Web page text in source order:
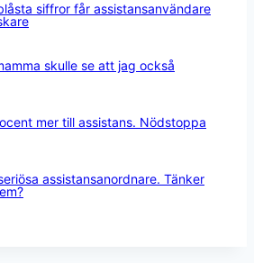
siffror får assistansanvändare
skulle se att jag också
mer till assistans. Nödstoppa
assistansanordnare. Tänker